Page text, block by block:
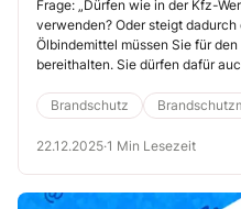
Frage: „Dürfen wie in der Kfz-
verwenden? Oder steigt
Ölbindemittel müssen Sie für
bereithalten. Sie dürfen dafür
Brandschutz
22.12.2025·1 Min Lesezeit